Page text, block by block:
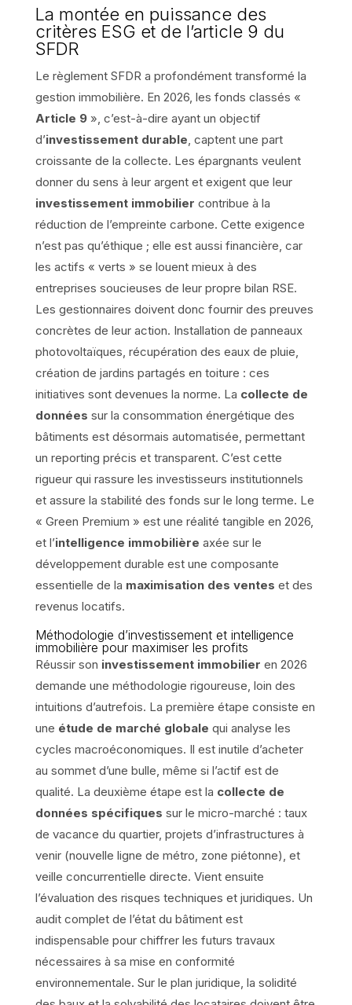
La montée en puissance des
critères ESG et de l’article 9 du
SFDR
Le règlement SFDR a profondément transformé la
gestion immobilière. En 2026, les fonds classés «
Article 9», c’est-à-dire ayant un objectif
d’investissement durable, captent une part
croissante de la collecte. Les épargnants veulent
donner du sens à leur argent et exigent que leur
investissement immobilier contribue à la
réduction de l’empreinte carbone. Cette exigence
n’est pas qu’éthique ; elle est aussi financière, car
les actifs « verts » se louent mieux à des
entreprises soucieuses de leur propre bilan RSE.
Les gestionnaires doivent donc fournir des preuves
concrètes de leur action. Installation de panneaux
photovoltaïques, récupération des eaux de pluie,
création de jardins partagés en toiture : ces
initiatives sont devenues la norme. La collecte de
données sur la consommation énergétique des
bâtiments est désormais automatisée, permettant
un reporting précis et transparent. C’est cette
rigueur qui rassure les investisseurs institutionnels
et assure la stabilité des fonds sur le long terme. Le
« Green Premium » est une réalité tangible en 2026,
et l’intelligence immobilière axée sur le
développement durable est une composante
essentielle de la maximisation des ventes et des
revenus locatifs.
Méthodologie d’investissement et intelligence
immobilière pour maximiser les profits
Réussir son investissement immobilier en 2026
demande une méthodologie rigoureuse, loin des
intuitions d’autrefois. La première étape consiste en
une étude de marché globale qui analyse les
cycles macroéconomiques. Il est inutile d’acheter
au sommet d’une bulle, même si l’actif est de
qualité. La deuxième étape est la collecte de
données spécifiques sur le micro-marché : taux
de vacance du quartier, projets d’infrastructures à
venir (nouvelle ligne de métro, zone piétonne), et
veille concurrentielle directe. Vient ensuite
l’évaluation des risques techniques et juridiques. Un
audit complet de l’état du bâtiment est
indispensable pour chiffrer les futurs travaux
nécessaires à sa mise en conformité
environnementale. Sur le plan juridique, la solidité